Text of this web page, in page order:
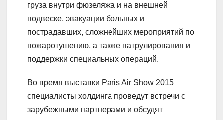
груза внутри фюзеляжа и на внешней
подвеске, эвакуации больных и
пострадавших, сложнейших мероприятий по
пожаротушению, а также патрулирования и
поддержки специальных операций.
Во время выставки Paris Air Show 2015
специалисты холдинга проведут встречи с
зарубежными партнерами и обсудят